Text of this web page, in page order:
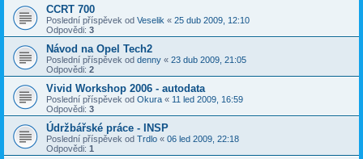
CCRT 700
Poslední příspěvek od Veselik « 25 dub 2009, 12:10
Odpovědi: 3
Návod na Opel Tech2
Poslední příspěvek od denny « 23 dub 2009, 21:05
Odpovědi: 2
Vivid Workshop 2006 - autodata
Poslední příspěvek od Okura « 11 led 2009, 16:59
Odpovědi: 3
Údržbářské práce - INSP
Poslední příspěvek od Trdlo « 06 led 2009, 22:18
Odpovědi: 1